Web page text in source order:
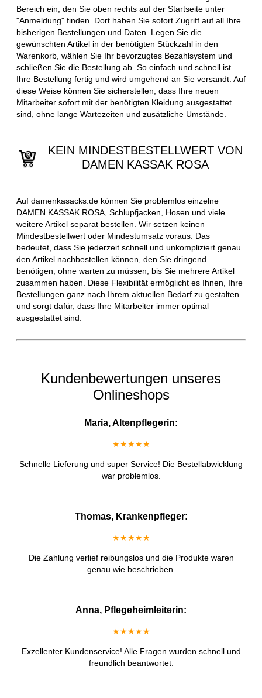
Bereich ein, den Sie oben rechts auf der Startseite unter
"Anmeldung" finden. Dort haben Sie sofort Zugriff auf all Ihre
bisherigen Bestellungen und Daten. Legen Sie die
gewünschten Artikel in der benötigten Stückzahl in den
Warenkorb, wählen Sie Ihr bevorzugtes Bezahlsystem und
schließen Sie die Bestellung ab. So einfach und schnell ist
Ihre Bestellung fertig und wird umgehend an Sie versandt. Auf
diese Weise können Sie sicherstellen, dass Ihre neuen
Mitarbeiter sofort mit der benötigten Kleidung ausgestattet
sind, ohne lange Wartezeiten und zusätzliche Umstände.
KEIN MINDESTBESTELLWERT VON
DAMEN KASSAK ROSA
Auf damenkasacks.de können Sie problemlos einzelne
DAMEN KASSAK ROSA, Schlupfjacken, Hosen und viele
weitere Artikel separat bestellen. Wir setzen keinen
Mindestbestellwert oder Mindestumsatz voraus. Das
bedeutet, dass Sie jederzeit schnell und unkompliziert genau
den Artikel nachbestellen können, den Sie dringend
benötigen, ohne warten zu müssen, bis Sie mehrere Artikel
zusammen haben. Diese Flexibilität ermöglicht es Ihnen, Ihre
Bestellungen ganz nach Ihrem aktuellen Bedarf zu gestalten
und sorgt dafür, dass Ihre Mitarbeiter immer optimal
ausgestattet sind.
Kundenbewertungen unseres
Onlineshops
Maria, Altenpflegerin:
★★★★★
Schnelle Lieferung und super Service! Die Bestellabwicklung
war problemlos.
Thomas, Krankenpfleger:
★★★★★
Die Zahlung verlief reibungslos und die Produkte waren
genau wie beschrieben.
Anna, Pflegeheimleiterin:
★★★★★
Exzellenter Kundenservice! Alle Fragen wurden schnell und
freundlich beantwortet.